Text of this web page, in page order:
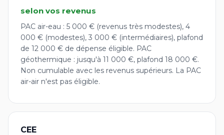
selon vos revenus
PAC air-eau : 5 000 € (revenus très modestes), 4
000 € (modestes), 3 000 € (intermédiaires), plafond
de 12 000 € de dépense éligible. PAC
géothermique : jusqu'à 11 000 €, plafond 18 000 €.
Non cumulable avec les revenus supérieurs. La PAC
air-air n'est pas éligible.
CEE